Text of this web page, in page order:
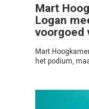
Mart
Logan
voorgoed
Mart
het podium,